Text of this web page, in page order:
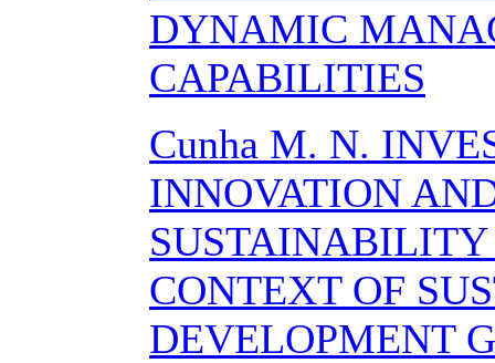
DYNAMIC
CAPABILITIES
Cunha M. N.
INNOVATION
CONTEXT OF
DEVELOPMENT